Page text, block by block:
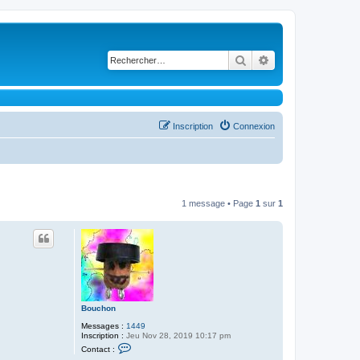
Rechercher
Connexion
Inscription
1 message • Page 1 sur 1
Bouchon
Messages : 1449
Inscription : Jeu Nov 28, 2019 10:17 pm
Contact :